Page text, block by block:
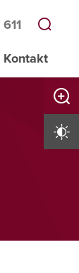
Kontakt